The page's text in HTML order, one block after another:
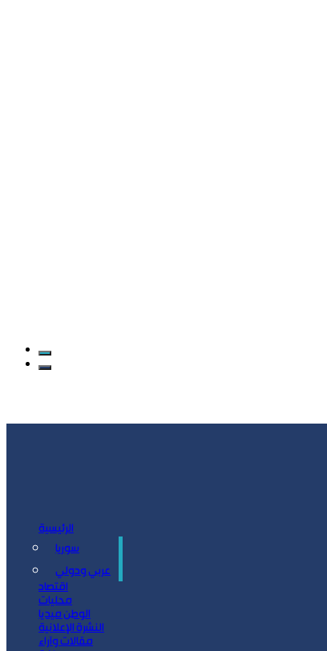
الرئيسية
سوريا
عربي ودولي
اقتصاد
محليات
الوطن ميديا
النشرة الإعلانية
مقالات وآراء